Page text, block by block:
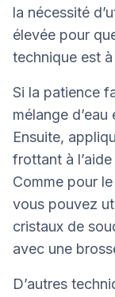
la nécessité
élevée pour
technique est
Si la patience
mélange
Ensuite,
frottant à
Comme pour
vous pouvez
cristaux de
avec une
D’autres